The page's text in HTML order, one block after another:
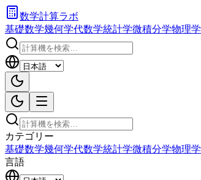
数学計算ラボ
基礎数学幾何学代数学統計学微積分学物理学
カテゴリー
基礎数学幾何学代数学統計学微積分学物理学
言語